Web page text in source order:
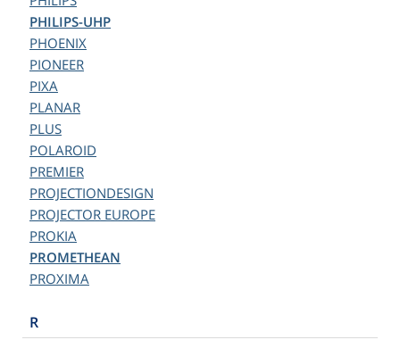
PHILIPS-UHP
PHOENIX
PIONEER
PIXA
PLANAR
PLUS
POLAROID
PREMIER
PROJECTIONDESIGN
PROJECTOR EUROPE
PROKIA
PROMETHEAN
PROXIMA
R